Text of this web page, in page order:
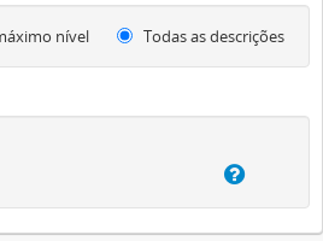
nível Todas as descrições